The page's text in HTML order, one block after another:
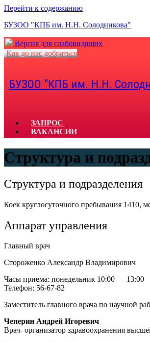
Перейти к содержанию
БУЗОО "КПБ им. Н.Н. Солодникова"
Версия для слабовидящих
Как до нас добраться
БУЗОО "КПБ им. Н.Н.
ЗАПРОС
ВАКАНСИИ
ПАЦИЕНТАМ
СПЕЦИАЛИСТАМ
КОНТАКТЫ
ДОКУМЕНТЫ
ЗАКУПКИ
Структура и
Структура и подразделения
Коек круглосуточного пребывания 1410,
Аппарат управления
Главный врач
Стороженко Александр Владимирович
Часы приема: понедельник 10:00 — 13:00
Телефон: 56-67-82
Заместитель главного врача по научной
Чеперин Андрей Игоревич
Врач- организатор здравоохранения